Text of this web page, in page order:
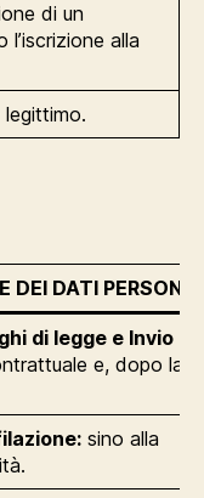
di un
alla
legittimo.
DEI DATI
di legge e Invio di
e, dopo la
sino alla